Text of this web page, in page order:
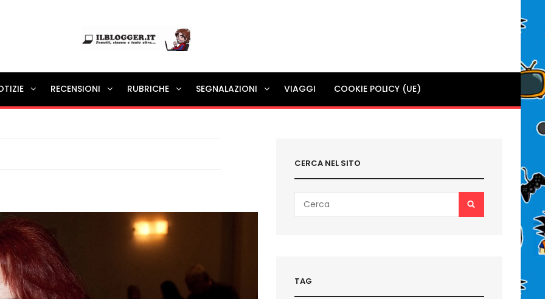
Ilblogger.it
Il portalino di blog |
RECENSIONI RUBRICHE SEGNALAZIONI VIAGGI COOKIE POLICY (UE)
CERCA NEL SITO
for:
TAG